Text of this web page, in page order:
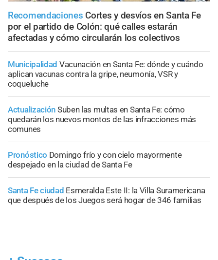
Recomendaciones Cortes y desvíos en Santa Fe
por el partido de Colón: qué calles estarán
afectadas y cómo circularán los colectivos
Municipalidad Vacunación en Santa Fe: dónde y cuándo
aplican vacunas contra la gripe, neumonía, VSR y
coqueluche
Actualización Suben las multas en Santa Fe: cómo
quedarán los nuevos montos de las infracciones más
comunes
Pronóstico Domingo frío y con cielo mayormente
despejado en la ciudad de Santa Fe
Santa Fe ciudad Esmeralda Este II: la Villa Suramericana
que después de los Juegos será hogar de 346 familias